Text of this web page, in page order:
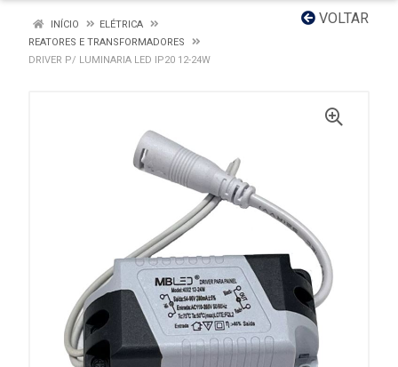
VOLTAR
INÍCIO
ELÉTRICA
REATORES E TRANSFORMADORES
DRIVER P/ LUMINARIA LED IP20 12-24W